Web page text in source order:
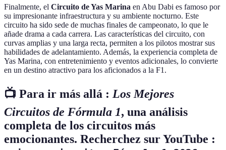
Finalmente, el Circuito de Yas Marina en Abu Dabi es famoso por
su impresionante infraestructura y su ambiente nocturno. Este
circuito ha sido sede de muchas finales de campeonato, lo que le
añade drama a cada carrera. Las características del circuito, con
curvas amplias y una larga recta, permiten a los pilotos mostrar sus
habilidades de adelantamiento. Además, la experiencia completa de
Yas Marina, con entretenimiento y eventos adicionales, lo convierte
en un destino atractivo para los aficionados a la F1.
📺 Para ir más allá : Los Mejores
Circuitos de Fórmula 1, una análisis
completa de los circuitos más
emocionantes. Recherchez sur YouTube :